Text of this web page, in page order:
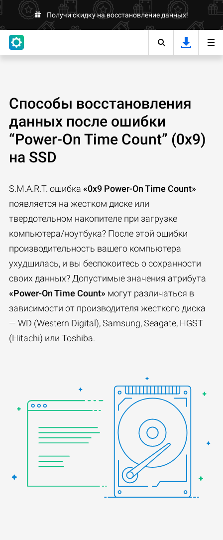
Получи скидку на восстановление данных!
Способы восстановления
данных после ошибки
“Power-On Time Count” (0x9)
на SSD
S.M.A.R.T. ошибка «0x9 Power-On Time Count»
появляется на жестком диске или
твердотельном накопителе при загрузке
компьютера/ноутбука? После этой ошибки
производительность вашего компьютера
ухудшилась, и вы беспокоитесь о сохранности
своих данных? Допустимые значения атрибута
«Power-On Time Count» могут различаться в
зависимости от производителя жесткого диска
— WD (Western Digital), Samsung, Seagate, HGST
(Hitachi) или Toshiba.